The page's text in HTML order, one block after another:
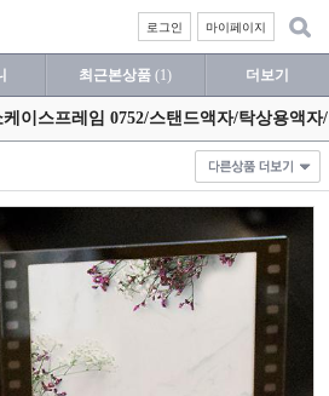
마이페이지
로그인
최근본상품 (1) 더보기
이스프레임 0752/스탠드액자/탁상용액